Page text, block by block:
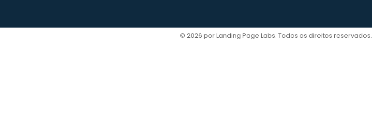
© 2026 por Landing Page Labs. Todos os direitos reservados.